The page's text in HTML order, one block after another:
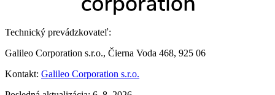
Technický prevádzkovateľ:
Galileo Corporation s.r.o., Čierna Voda 468, 925 06
Kontakt: Galileo Corporation s.r.o.